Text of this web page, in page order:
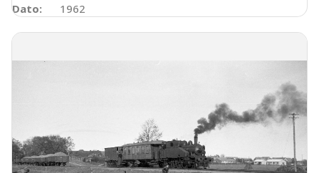
Dato:
1962